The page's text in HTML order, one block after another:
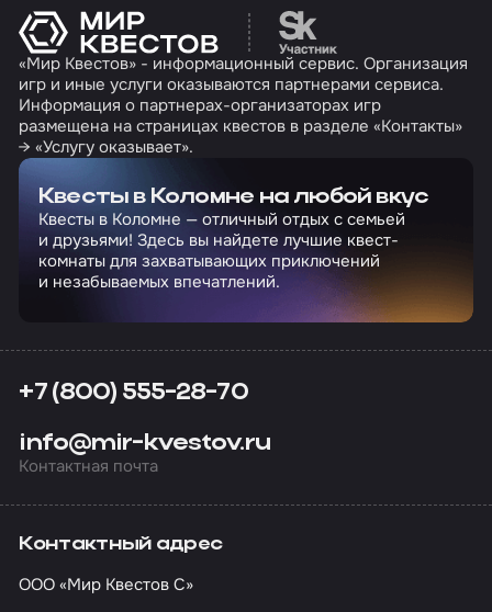
Перейти на сайт
«Мир Квестов» - информационный сервис. Организация
игр и иные услуги оказываются партнерами сервиса.
Информация о партнерах-организаторах игр
размещена на страницах квестов в разделе «Контакты»
→ «Услугу оказывает».
Квесты в Коломне на любой вкус
Квесты в Коломне — отличный отдых с семьей
и друзьями! Здесь вы найдете лучшие квест-
комнаты для захватывающих приключений
и незабываемых впечатлений.
+7 (800) 555-28-70
info@mir-kvestov.ru
Контактная почта
Контактный адрес
ООО «Мир Квестов С»